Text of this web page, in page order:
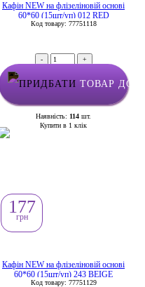
Кафін NEW на флізеліновій основі
60*60 (15шт/уп) 012 RED
Код товару: 77751118
- +
ТОВАР
Наявність: 114 шт.
Купити в 1 клік
Кафін NEW на флізеліновій основі
60*60 (15шт/уп) 243 BEIGE
Код товару: 77751129
177
грн